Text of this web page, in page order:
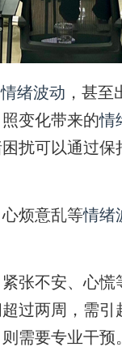
情绪波动 ，甚
变化带来的情
扰可以通过
烦意乱等情绪
不安、心慌
过两周，需
需要专业干预